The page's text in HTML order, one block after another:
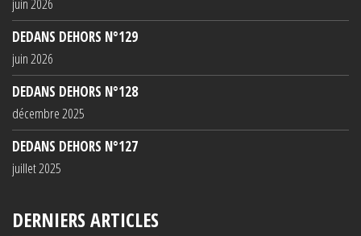
DEDANS DEHORS N°129
juin 2026
DEDANS DEHORS N°128
décembre 2025
DEDANS DEHORS N°127
juillet 2025
DERNIERS ARTICLES